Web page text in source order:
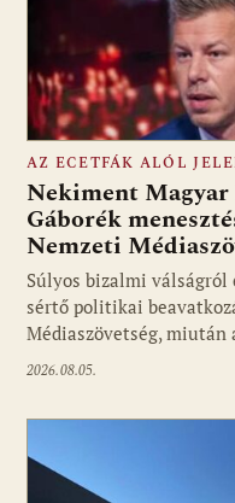
Fotó: media1.hu
AZ ECETFÁK ALÓL
Nekiment
Gáborék
Nemzeti
Súlyos bizalmi válságról
sértő politikai
Médiaszövetség,
2026.08.05.